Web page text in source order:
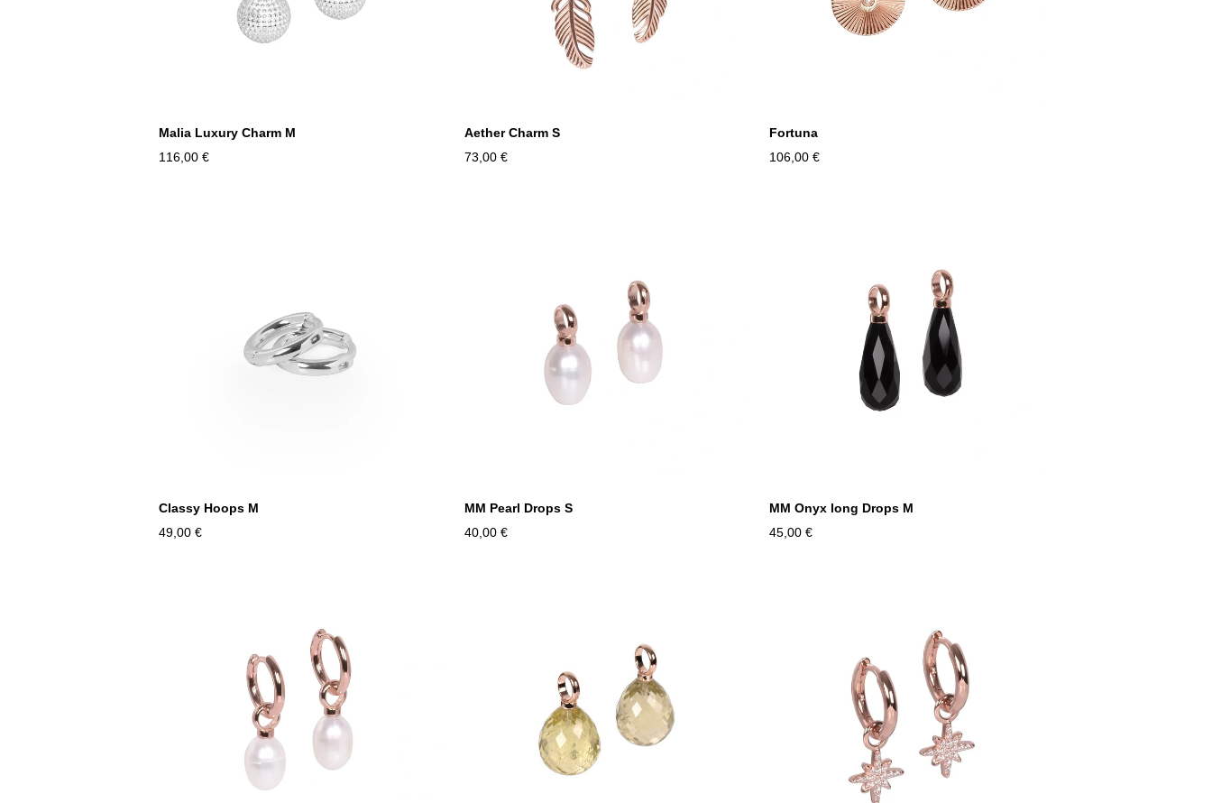
Malia Luxury Charm M
116,00 €
Aether Charm S
73,00 €
Fortuna
106,00 €
Classy Hoops M
49,00 €
MM Pearl Drops S
40,00 €
MM Onyx long Drops M
45,00 €